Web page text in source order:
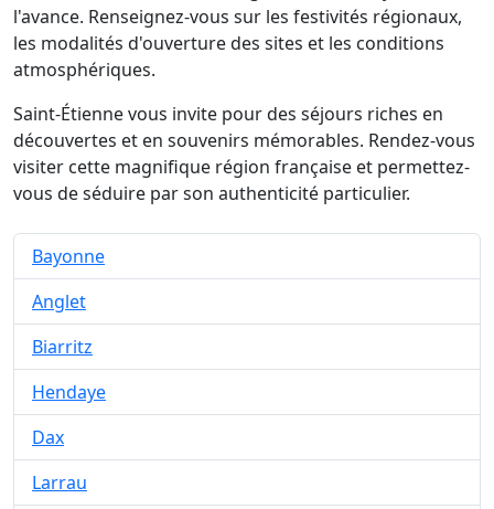
l'avance. Renseignez-vous sur les festivités régionaux,
les modalités d'ouverture des sites et les conditions
atmosphériques.
Saint-Étienne vous invite pour des séjours riches en
découvertes et en souvenirs mémorables. Rendez-vous
visiter cette magnifique région française et permettez-
vous de séduire par son authenticité particulier.
Bayonne
Anglet
Biarritz
Hendaye
Dax
Larrau